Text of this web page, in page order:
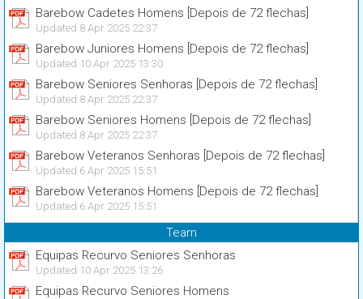
Barebow Cadetes Homens [Depois de 72 flechas]
Updated 8 Apr 2025 22:37
Barebow Juniores Homens [Depois de 72 flechas]
Updated 10 Apr 2025 13:30
Barebow Seniores Senhoras [Depois de 72 flechas]
Updated 8 Apr 2025 22:37
Barebow Seniores Homens [Depois de 72 flechas]
Updated 8 Apr 2025 22:37
Barebow Veteranos Senhoras [Depois de 72 flechas]
Updated 6 Apr 2025 15:51
Barebow Veteranos Homens [Depois de 72 flechas]
Updated 6 Apr 2025 15:51
Team
Equipas Recurvo Seniores Senhoras
Updated 10 Apr 2025 13:26
Equipas Recurvo Seniores Homens